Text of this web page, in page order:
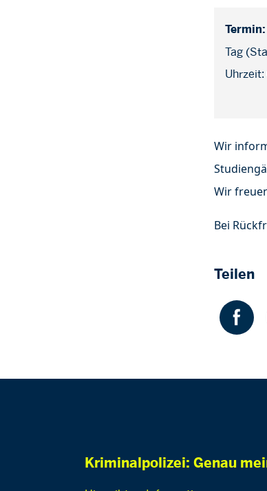
Termin:
Tag
Wir
Wir
Bei
Teilen
Kriminalpolizei: Genau